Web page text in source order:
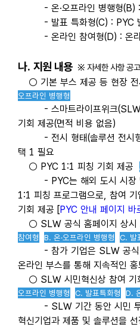
- 온·오프라인 병행형(B) :
- 발표 특화형(C) : PYC
- 온라인 참여형(D) : 온라
나. 지원 내용 ※ 자세한 사항 공
○ 기본 부스 제공 등 현장
오프라인 병행형
- 스마트라이프위크
기회 제공(면적 비용 없음)
- 전시 형태(솔루션 전시
택 1 필요
○ PYC 1:1 피칭 기회 제공
- PYC는 해외 도시 시장
1:1 피칭 프로그램으로, 참여
기회 제공 [PYC 안내 페이지 바
○ SLW 공식 홈페이지 상시
참여형
B. 온·오프라인 병행형 C. 발
- 참가 기업은 SLW 공식
온라인 부스를 통해 지속적인
○ SLW 시민혁신상 참여 기
오프라인 병행형
C. 발표특화형 D.
- SLW 기간 동안 시민 투
혁신기업과 제품 및 솔루션을 선